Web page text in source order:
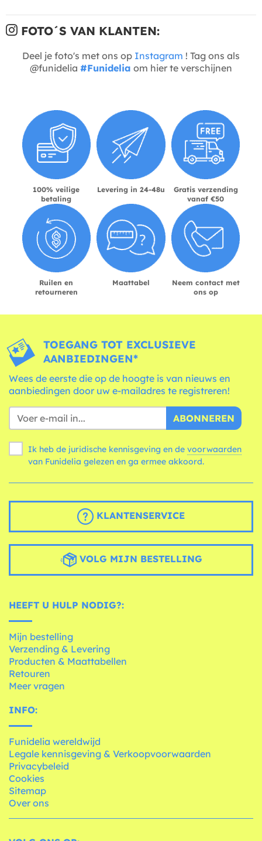
FOTO´S VAN KLANTEN:
Deel je foto's met ons op Instagram ! Tag ons als
@funidelia #Funidelia om hier te verschijnen
100% veilige
betaling
Levering in 24-48u
Gratis verzending
vanaf €50
Ruilen en
retourneren
Maattabel
Neem contact met
ons op
TOEGANG TOT EXCLUSIEVE
AANBIEDINGEN*
Wees de eerste die op de hoogte is van nieuws en
aanbiedingen door uw e-mailadres te registreren!
ABONNEREN
Ik heb de juridische kennisgeving en de voorwaarden
van Funidelia gelezen en ga ermee akkoord.
KLANTENSERVICE
VOLG MIJN BESTELLING
HEEFT U HULP NODIG?:
Mijn bestelling
Verzending & Levering
Producten & Maattabellen
Retouren
Meer vragen
INFO:
Funidelia wereldwijd
Legale kennisgeving & Verkoopvoorwaarden
Privacybeleid
Cookies
Sitemap
Over ons